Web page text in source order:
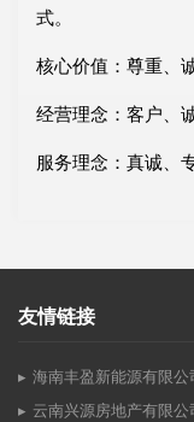
式。
核心价值：尊重、
经营理念：客户、
服务理念：真诚、
友情链接
海南丰盈新能源有限公
云南兴源房地产有限公